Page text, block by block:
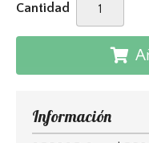
Cantidad
Información